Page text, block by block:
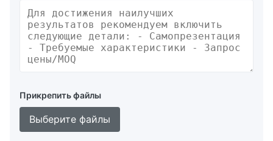
Прикрепить файлы
Выберите файлы